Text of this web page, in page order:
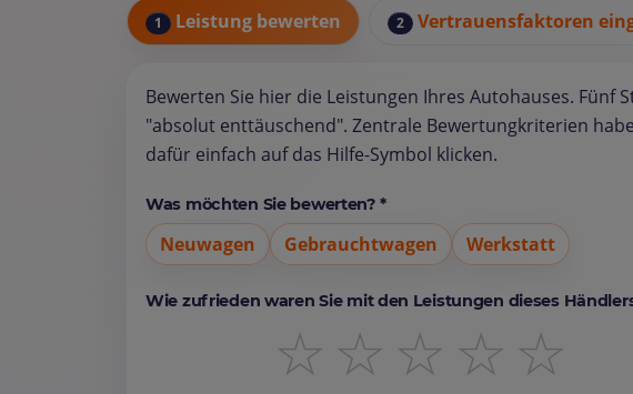
1 Leistung bewerten 2 Vertrauensfaktoren
Bewerten Sie hier die Leistungen Ihres Autohauses.
"absolut enttäuschend". Zentrale Bewertungkriterien
dafür einfach auf das Hilfe-Symbol klicken.
Was möchten Sie bewerten? *
Neuwagen Gebrauchtwagen Werkstatt
Wie zufrieden waren Sie mit den Leistungen dieses
☆
☆
☆
☆
☆